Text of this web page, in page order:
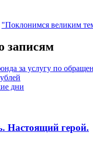
"Поклонимся великим
записям
за услугу по
дни
Настоящий герой.